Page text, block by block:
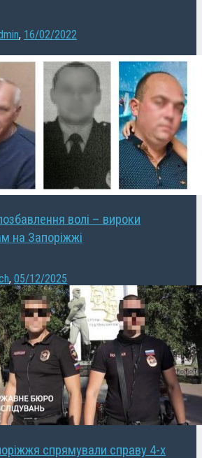
, 16/02/2022
волі – вироки
на Запоріжжі
, 05/12/2025
спрямували справу 4-х